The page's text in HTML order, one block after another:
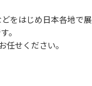
をはじめ日本各地で展
。
せください。